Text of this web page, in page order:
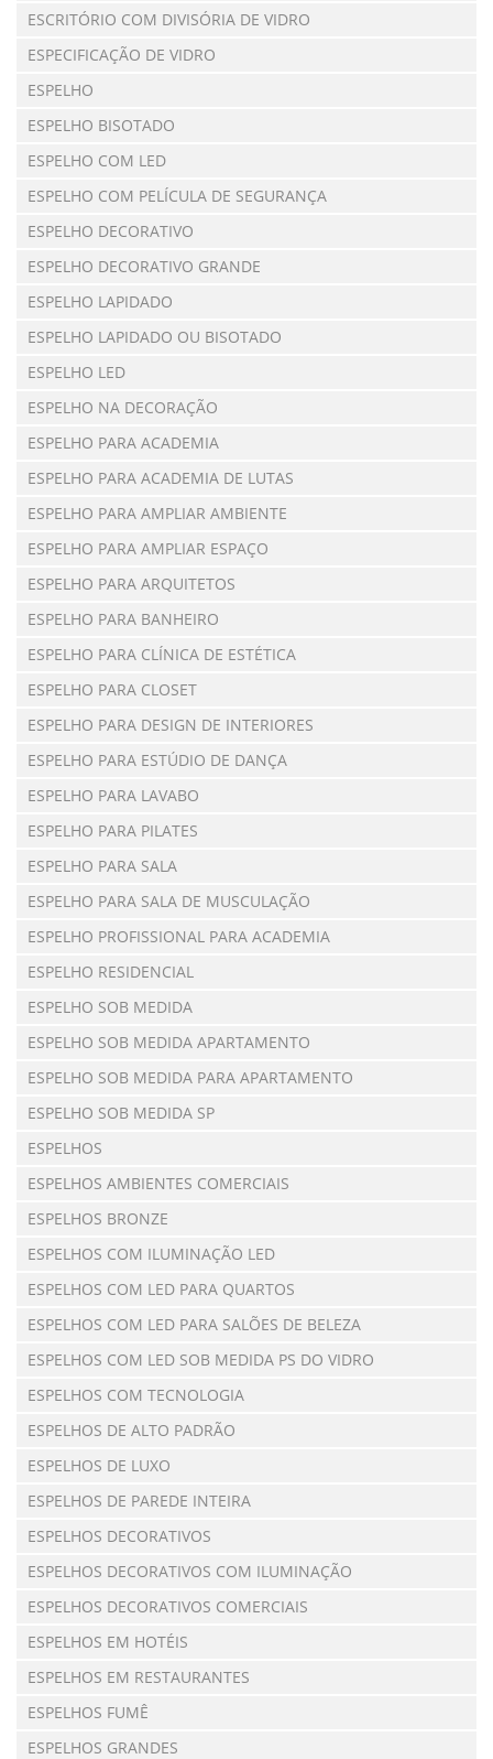
ESCRITÓRIO COM DIVISÓRIA DE VIDRO
ESPECIFICAÇÃO DE VIDRO
ESPELHO
ESPELHO BISOTADO
ESPELHO COM LED
ESPELHO COM PELÍCULA DE SEGURANÇA
ESPELHO DECORATIVO
ESPELHO DECORATIVO GRANDE
ESPELHO LAPIDADO
ESPELHO LAPIDADO OU BISOTADO
ESPELHO LED
ESPELHO NA DECORAÇÃO
ESPELHO PARA ACADEMIA
ESPELHO PARA ACADEMIA DE LUTAS
ESPELHO PARA AMPLIAR AMBIENTE
ESPELHO PARA AMPLIAR ESPAÇO
ESPELHO PARA ARQUITETOS
ESPELHO PARA BANHEIRO
ESPELHO PARA CLÍNICA DE ESTÉTICA
ESPELHO PARA CLOSET
ESPELHO PARA DESIGN DE INTERIORES
ESPELHO PARA ESTÚDIO DE DANÇA
ESPELHO PARA LAVABO
ESPELHO PARA PILATES
ESPELHO PARA SALA
ESPELHO PARA SALA DE MUSCULAÇÃO
ESPELHO PROFISSIONAL PARA ACADEMIA
ESPELHO RESIDENCIAL
ESPELHO SOB MEDIDA
ESPELHO SOB MEDIDA APARTAMENTO
ESPELHO SOB MEDIDA PARA APARTAMENTO
ESPELHO SOB MEDIDA SP
ESPELHOS
ESPELHOS AMBIENTES COMERCIAIS
ESPELHOS BRONZE
ESPELHOS COM ILUMINAÇÃO LED
ESPELHOS COM LED PARA QUARTOS
ESPELHOS COM LED PARA SALÕES DE BELEZA
ESPELHOS COM LED SOB MEDIDA PS DO VIDRO
ESPELHOS COM TECNOLOGIA
ESPELHOS DE ALTO PADRÃO
ESPELHOS DE LUXO
ESPELHOS DE PAREDE INTEIRA
ESPELHOS DECORATIVOS
ESPELHOS DECORATIVOS COM ILUMINAÇÃO
ESPELHOS DECORATIVOS COMERCIAIS
ESPELHOS EM HOTÉIS
ESPELHOS EM RESTAURANTES
ESPELHOS FUMÊ
ESPELHOS GRANDES